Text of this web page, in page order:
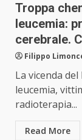
Troppa
leucemia:
cerebrale.
Filippo
La vicenda
leucemia,
radioterapia...
Read More